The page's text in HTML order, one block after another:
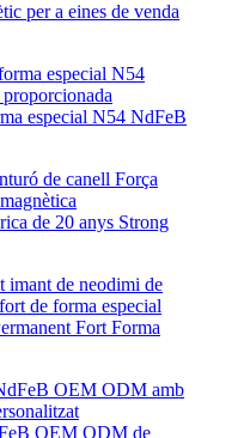
per a eines de venda
especial N54 NdFeB
de 20 anys Strong
Fort Forma
OEM ODM de